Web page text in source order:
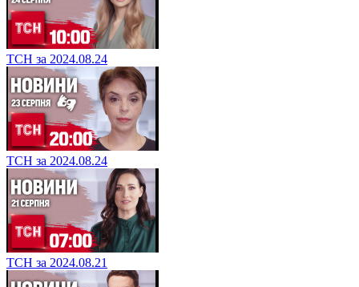
ТСН за 2024.08.24
ТСН за 2024.08.24
ТСН за 2024.08.21